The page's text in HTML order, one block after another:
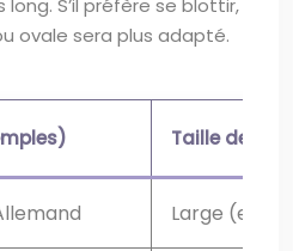
S’il préfère se blottir,
ovale sera plus adapté.
Taille de
Large